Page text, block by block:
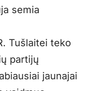
semia
Tušlaitei teko
partijų
jaunajai